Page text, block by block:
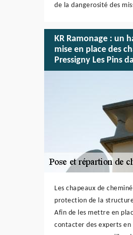
de la dangerosité des
KR Ramonage : un
mise en place des
Pressigny Les Pins
Les chapeaux de
protection de la
Afin de les mettre en
contacter des experts